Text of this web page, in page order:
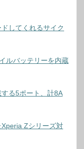
してくれるサイク
ルバッテリーを内蔵
る5ポート、計8A
Zシリーズ対